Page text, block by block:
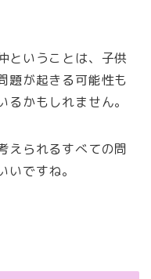
ということは、子供
題が起きる可能性も
かもしれません。
えられるすべての問
ですね。